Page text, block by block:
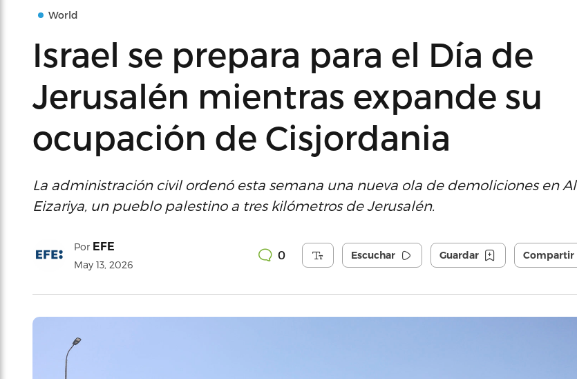
World
Israel se prepara para el Día de
Jerusalén mientras expande su
ocupación de Cisjordania
La administración civil ordenó esta semana una nueva ola de demoliciones en Al
Eizariya, un pueblo palestino a tres kilómetros de Jerusalén.
Por EFE
May 13, 2026
0 Escuchar Guardar Compartir